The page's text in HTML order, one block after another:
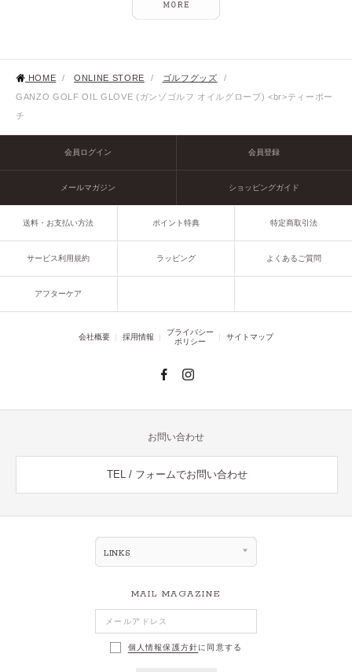
HOME / ONLINE STORE / ゴルフグッズ
/
GANZO GOLF OIL GLOVE (ガンゾゴルフ オイルグローブ) <br>ティーポー
チ
会員ログイン 会員登録
メールマガジン ショッピングガイド
送料・お支払い方法 ポイント特典 特定商取引法
サービス利用規約 ラッピング よくあるご質問
アフターケア
会社概要 採用情報
プライバシー
ポリシー
サイトマップ
お問い合わせ
TEL / フォームでお問い合わせ
LINKS
MAIL MAGAZINE
個人情報保護方針に同意する